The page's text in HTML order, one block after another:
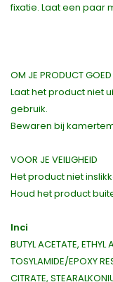
fixatie. Laat een paar
OM JE PRODUCT GOED
Laat het product niet
gebruik.
Bewaren bij
VOOR JE VEILIGHEID
Het product niet
Houd het product
Inci
BUTYL ACETATE, ETHYL
TOSYLAMIDE/EPOXY
CITRATE,